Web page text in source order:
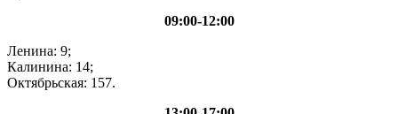
09:00-12:00
Ленина: 9;
Калинина: 14;
Октябрьская: 157.